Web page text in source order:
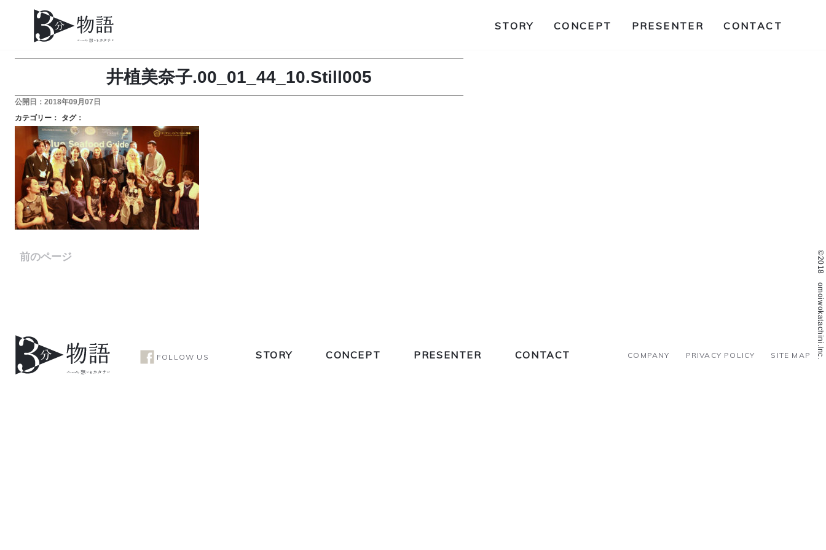
STORY CONCEPT PRESENTER CONTACT
井植美奈子.00_01_44_10.Still005
公開日：2018年09月07日
カテゴリー：
タグ：
前のページ ©2018 omoiwokatachini.Inc.
FOLLOW US STORY CONCEPT PRESENTER CONTACT COMPANY PRIVACY POLICY SITE MAP